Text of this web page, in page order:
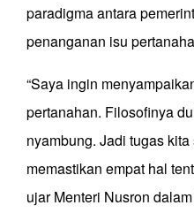
paradigma antara
penanganan isu
“Saya ingin
pertanahan. Filosofinya
nyambung. Jadi tugas
memastikan empat hal
ujar Menteri Nusron